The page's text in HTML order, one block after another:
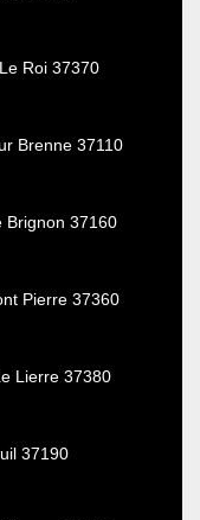
Roi 37370
Brenne 37110
Brignon 37160
Pierre 37360
Lierre 37380
37190